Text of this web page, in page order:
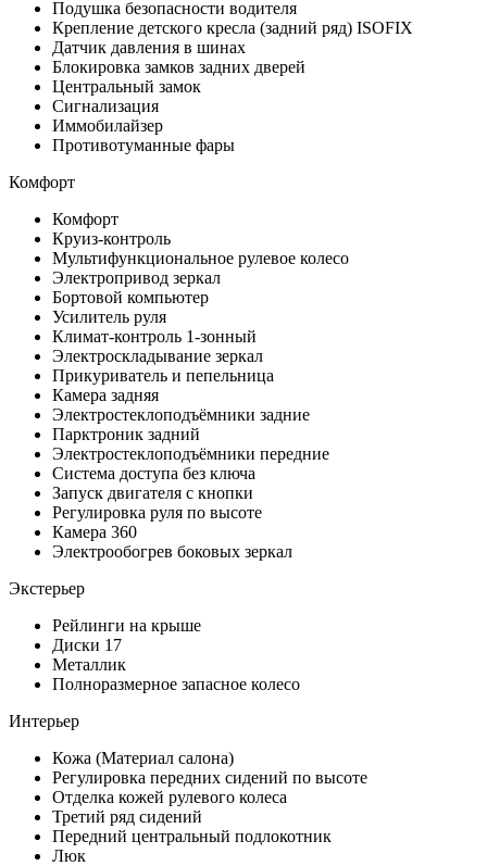
Подушка безопасности водителя
Крепление детского кресла (задний ряд) ISOFIX
Датчик давления в шинах
Блокировка замков задних дверей
Центральный замок
Сигнализация
Иммобилайзер
Противотуманные фары
Комфорт
Комфорт
Круиз-контроль
Мультифункциональное рулевое колесо
Электропривод зеркал
Бортовой компьютер
Усилитель руля
Климат-контроль 1-зонный
Электроскладывание зеркал
Прикуриватель и пепельница
Камера задняя
Электростеклоподъёмники задние
Парктроник задний
Электростеклоподъёмники передние
Система доступа без ключа
Запуск двигателя с кнопки
Регулировка руля по высоте
Камера 360
Электрообогрев боковых зеркал
Экстерьер
Рейлинги на крыше
Диски 17
Металлик
Полноразмерное запасное колесо
Интерьер
Кожа (Материал салона)
Регулировка передних сидений по высоте
Отделка кожей рулевого колеса
Третий ряд сидений
Передний центральный подлокотник
Люк